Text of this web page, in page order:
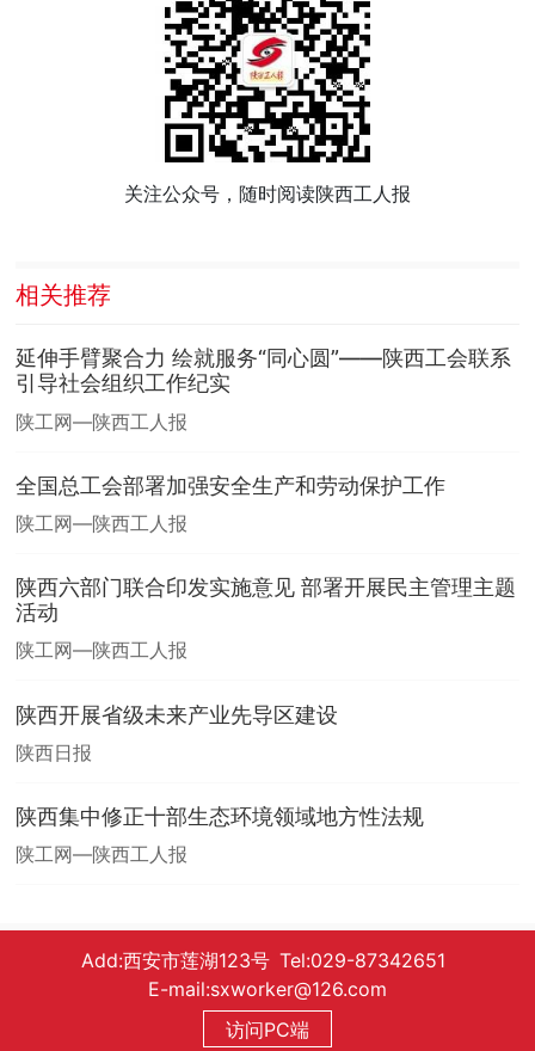
关注公众号，随时阅读陕西工人报
相关推荐
延伸手臂聚合力 绘就服务“同心圆”——陕西工会联系
引导社会组织工作纪实
陕工网—陕西工人报
全国总工会部署加强安全生产和劳动保护工作
陕工网—陕西工人报
陕西六部门联合印发实施意见 部署开展民主管理主题
活动
陕工网—陕西工人报
陕西开展省级未来产业先导区建设
陕西日报
陕西集中修正十部生态环境领域地方性法规
陕工网—陕西工人报
Add:西安市莲湖123号 Tel:029-87342651
E-mail:sxworker@126.com
访问PC端